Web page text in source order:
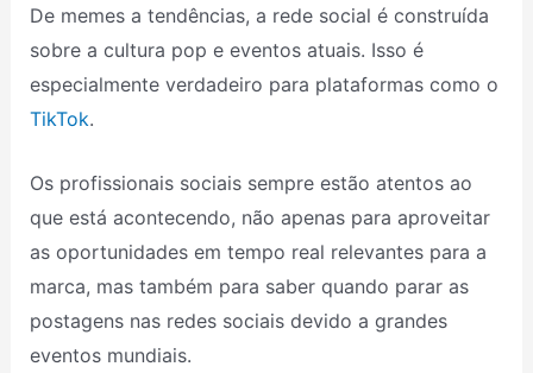
De memes a tendências, a rede social é construída
sobre a cultura pop e eventos atuais. Isso é
especialmente verdadeiro para plataformas como o
TikTok.
Os profissionais sociais sempre estão atentos ao
que está acontecendo, não apenas para aproveitar
as oportunidades em tempo real relevantes para a
marca, mas também para saber quando parar as
postagens nas redes sociais devido a grandes
eventos mundiais.